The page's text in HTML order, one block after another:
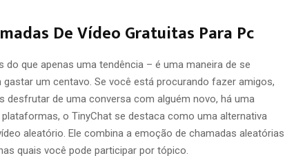
De Vídeo Gratuitas Para Pc
que apenas uma tendência – é uma maneira de se
um centavo. Se você está procurando fazer amigos,
desfrutar de uma conversa com alguém novo, há uma
o TinyChat se destaca como uma alternativa
aleatório. Ele combina a emoção de chamadas aleatórias
quais você pode participar por tópico.